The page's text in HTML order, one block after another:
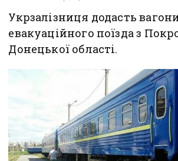
Укрзалізниця додасть
евакуаційного поїзда з
Донецької області.